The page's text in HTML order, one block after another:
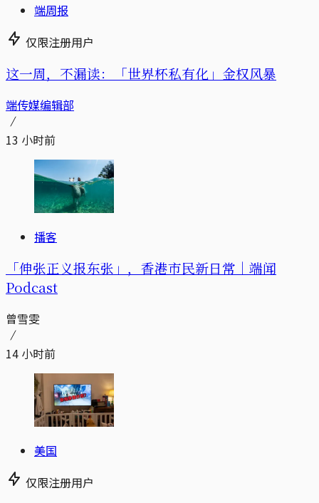
端周报
仅限注册用户
这一周，不漏读：「世界杯私有化」金权风暴
端传媒编辑部
13 小时前
播客
「伸张正义报东张」，香港市民新日常｜端闻
Podcast
曾雪雯
14 小时前
美国
仅限注册用户